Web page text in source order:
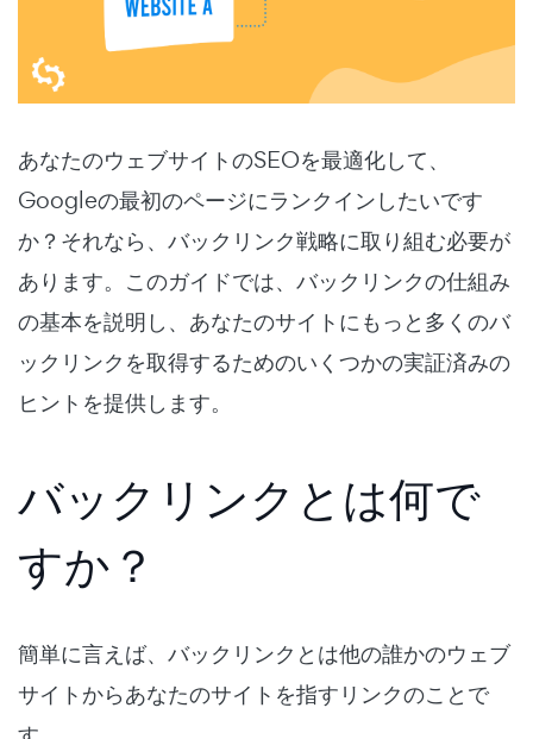
あなたのウェブサイトのSEOを最適化して、
Googleの最初のページにランクインしたいです
か？それなら、バックリンク戦略に取り組む必要が
あります。このガイドでは、バックリンクの仕組み
の基本を説明し、あなたのサイトにもっと多くのバ
ックリンクを取得するためのいくつかの実証済みの
ヒントを提供します。
バックリンクとは何で
すか？
簡単に言えば、バックリンクとは他の誰かのウェブ
サイトからあなたのサイトを指すリンクのことで